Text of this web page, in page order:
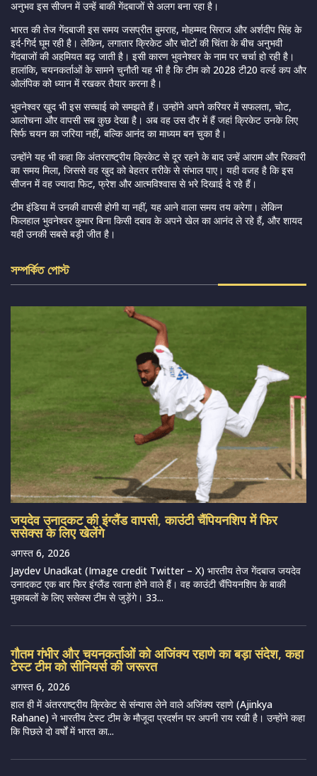
अनुभव इस सीजन में उन्हें बाकी गेंदबाजों से अलग बना रहा है।
भारत की तेज गेंदबाजी इस समय जसप्रीत बुमराह, मोहम्मद सिराज और अर्शदीप सिंह के
इर्द-गिर्द घूम रही है। लेकिन, लगातार क्रिकेट और चोटों की चिंता के बीच अनुभवी
गेंदबाजों की अहमियत बढ़ जाती है। इसी कारण भुवनेश्वर के नाम पर चर्चा हो रही है।
हालांकि, चयनकर्ताओं के सामने चुनौती यह भी है कि टीम को 2028 टी20 वर्ल्ड कप और
ओलंपिक को ध्यान में रखकर तैयार करना है।
भुवनेश्वर खुद भी इस सच्चाई को समझते हैं। उन्होंने अपने करियर में सफलता, चोट,
आलोचना और वापसी सब कुछ देखा है। अब वह उस दौर में हैं जहां क्रिकेट उनके लिए
सिर्फ चयन का जरिया नहीं, बल्कि आनंद का माध्यम बन चुका है।
उन्होंने यह भी कहा कि अंतरराष्ट्रीय क्रिकेट से दूर रहने के बाद उन्हें आराम और रिकवरी
का समय मिला, जिससे वह खुद को बेहतर तरीके से संभाल पाए। यही वजह है कि इस
सीजन में वह ज्यादा फिट, फ्रेश और आत्मविश्वास से भरे दिखाई दे रहे हैं।
टीम इंडिया में उनकी वापसी होगी या नहीं, यह आने वाला समय तय करेगा। लेकिन
फिलहाल भुवनेश्वर कुमार बिना किसी दबाव के अपने खेल का आनंद ले रहे हैं, और शायद
यही उनकी सबसे बड़ी जीत है।
সম্পর্কিত পোস্ট
जयदेव उनादकट की इंग्लैंड वापसी, काउंटी चैंपियनशिप में फिर
ससेक्स के लिए खेलेंगे
अगस्त 6, 2026
Jaydev Unadkat (Image credit Twitter – X) भारतीय तेज गेंदबाज जयदेव
उनादकट एक बार फिर इंग्लैंड रवाना होने वाले हैं। वह काउंटी चैंपियनशिप के बाकी
मुकाबलों के लिए ससेक्स टीम से जुड़ेंगे। 33...
गौतम गंभीर और चयनकर्ताओं को अजिंक्य रहाणे का बड़ा संदेश, कहा
टेस्ट टीम को सीनियर्स की जरूरत
अगस्त 6, 2026
हाल ही में अंतरराष्ट्रीय क्रिकेट से संन्यास लेने वाले अजिंक्य रहाणे (Ajinkya
Rahane) ने भारतीय टेस्ट टीम के मौजूदा प्रदर्शन पर अपनी राय रखी है। उन्होंने कहा
कि पिछले दो वर्षों में भारत का...